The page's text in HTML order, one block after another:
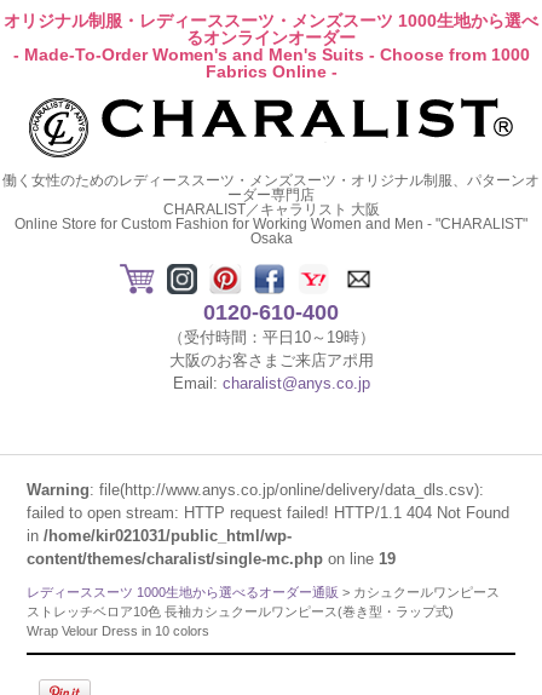
オリジナル制服・レディーススーツ・メンズスーツ 1000生地から選べ
るオンラインオーダー
- Made-To-Order Women's and Men's Suits - Choose from 1000
Fabrics Online -
働く女性のためのレディーススーツ・メンズスーツ・オリジナル制服、パターンオ
ーダー専門店
CHARALIST／キャラリスト 大阪
Online Store for Custom Fashion for Working Women and Men - "CHARALIST"
Osaka
0120-610-400
（受付時間：平日10～19時）
大阪のお客さまご来店アポ用
Email: charalist@anys.co.jp
Warning: file(http://www.anys.co.jp/online/delivery/data_dls.csv):
failed to open stream: HTTP request failed! HTTP/1.1 404 Not Found
in/home/kir021031/public_html/wp-
content/themes/charalist/single-mc.php on line19
レディーススーツ 1000生地から選べるオーダー通販 > カシュクールワンピース
ストレッチベロア10色 長袖カシュクールワンピース(巻き型・ラップ式)
Wrap Velour Dress in 10 colors